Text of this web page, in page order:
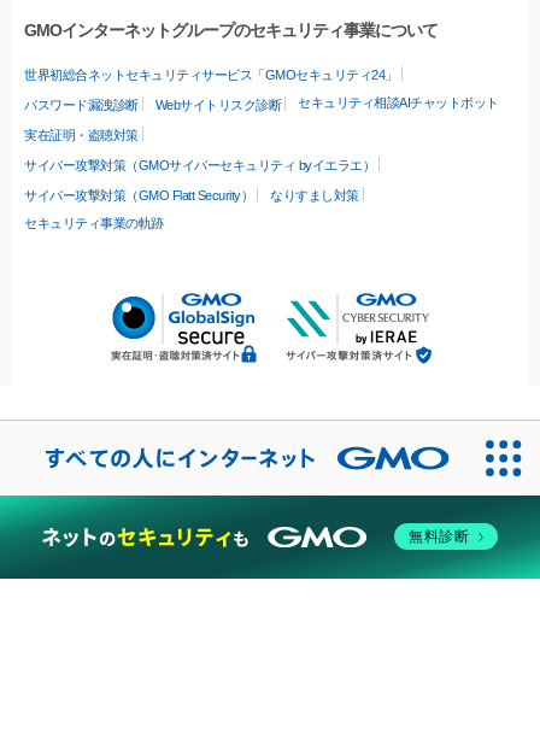
GMOインターネットグループのセキュリティ事業について
世界初総合ネットセキュリティサービス「GMOセキュリティ24」
パスワード漏洩診断 Webサイトリスク診断 セキュリティ相談AIチャットボット
実在証明・盗聴対策
サイバー攻撃対策（GMOサイバーセキュリティ byイエラエ）
サイバー攻撃対策（GMO Flatt Security）
なりすまし対策
セキュリティ事業の軌跡
無料診断